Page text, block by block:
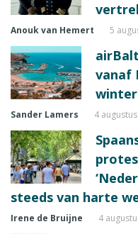
Anouk van Hemert 5
vanaf
Sander Lamers 4
steeds van harte
Irene de Bruijne 4